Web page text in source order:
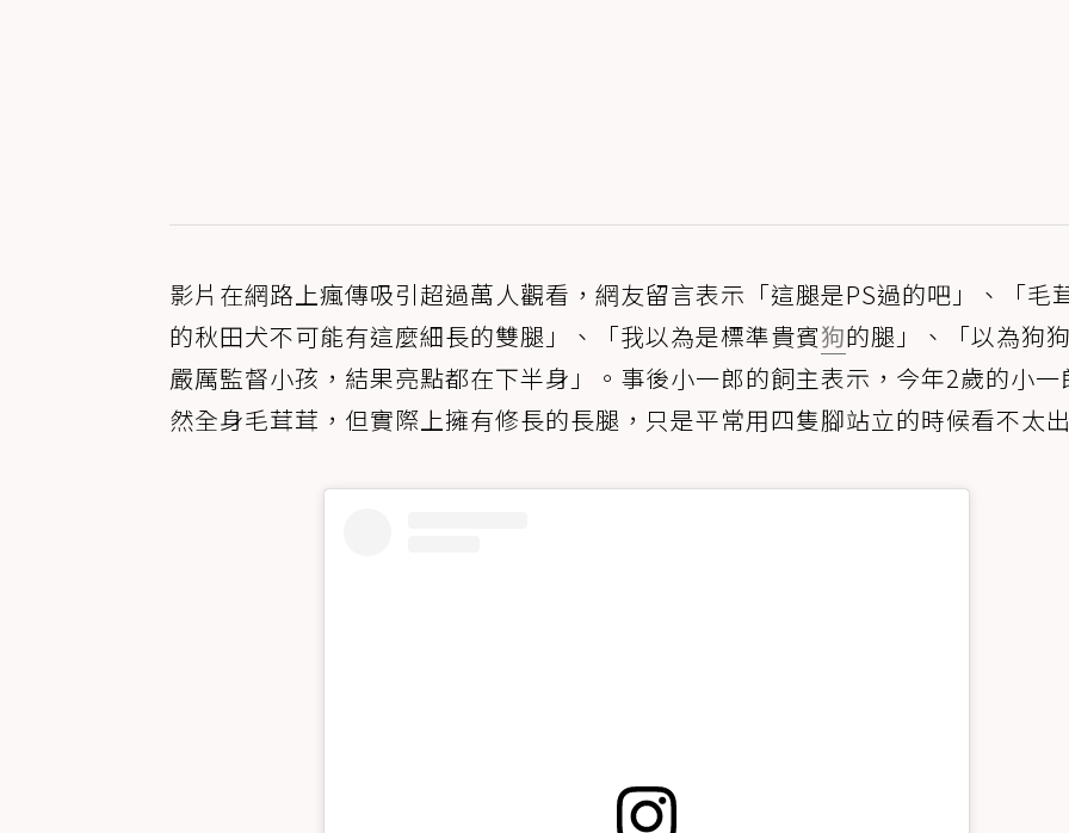
影片在網路上瘋傳吸引超過萬人觀看，網友留言表示「這腿是PS過的吧」、「毛
的秋田犬不可能有這麼細長的雙腿」、「我以為是標準貴賓狗的腿」、「以為狗
嚴厲監督小孩，結果亮點都在下半身」。事後小一郎的飼主表示，今年2歲的小一
然全身毛茸茸，但實際上擁有修長的長腿，只是平常用四隻腳站立的時候看不太